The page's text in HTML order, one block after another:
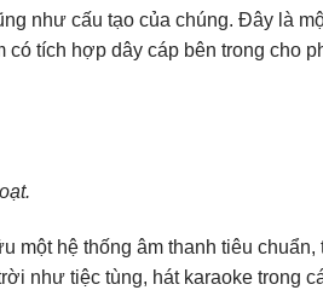
như cấu tạo của chúng. Đây là
tích hợp dây cáp bên trong cho
một hệ thống âm thanh tiêu
như tiệc tùng, hát karaoke trong